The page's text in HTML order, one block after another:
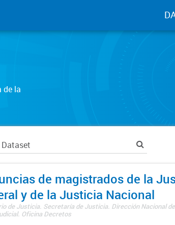
de la
de magistrados de la
y de la Justicia Nacional
de Justicia. Secretaría de Justicia. Dirección Nacional
Oficina Decretos